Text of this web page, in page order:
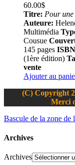
60.00$
Titre: Pour
Auteure:
Multimédia
Cousue
145 pages
(1ère édition)
vente
Ajouter au
(C) Copyright
Merci
Bascule de la zone de
Archives
Archives